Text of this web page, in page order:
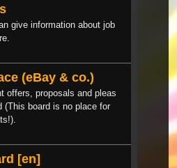
give information about job
(eBay & co.)
offers, proposals and pleas
(This board is no place for
[en]